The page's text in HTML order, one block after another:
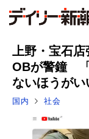
上野・宝石
OBが警鐘 「
ないほうがい
国内 社会